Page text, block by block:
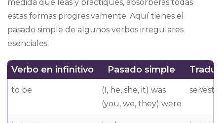
medida que leas y practiques, absorberás todas
estas formas progresivamente. Aquí tienes el
pasado simple de algunos verbos irregulares
esenciales:
Verbo en infinitivo Pasado simple
to be
(I, he, she, it) was
(you, we, they) were
ser/